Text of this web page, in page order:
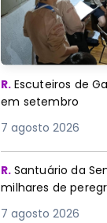
R. Escuteiros de
em setembro
7 agosto 2026
R. Santuário da
milhares de
7 agosto 2026